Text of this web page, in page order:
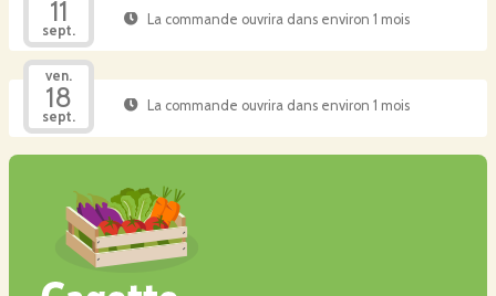
11
sept.
La commande ouvrira dans environ 1 mois
ven.
18
sept.
La commande ouvrira dans environ 1 mois